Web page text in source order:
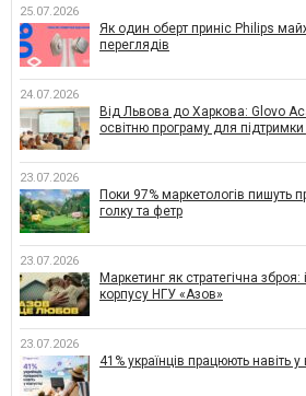
25.07.2026
Як один оберт приніс Philips
переглядів
24.07.2026
Від Львова до Харкова: Glovo
освітню програму для підтримки
23.07.2026
Поки 97% маркетологів пишуть
голку та фетр
23.07.2026
Маркетинг як стратегічна зброя:
корпусу НГУ «Азов»
23.07.2026
41% українців працюють навіть